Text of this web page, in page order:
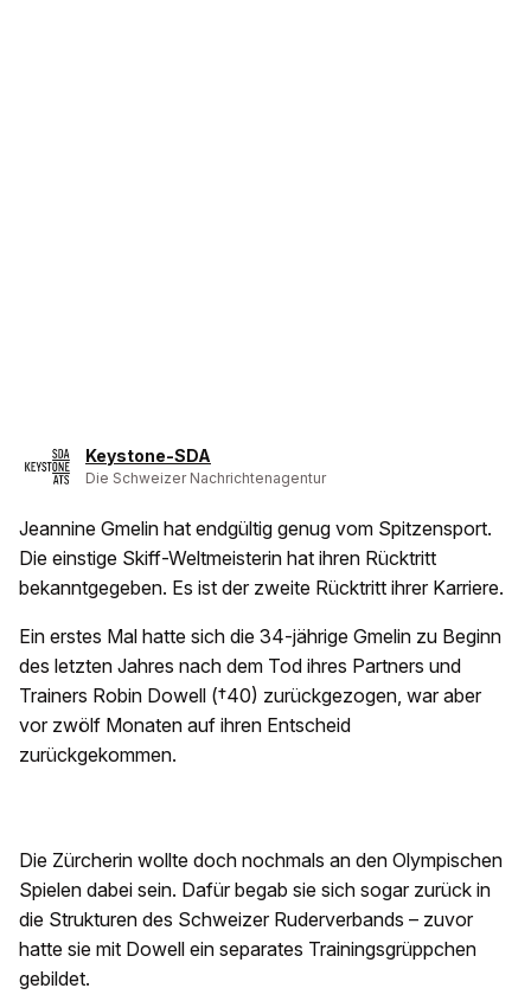
Keystone-SDA
Die Schweizer Nachrichtenagentur
Jeannine Gmelin hat endgültig genug vom Spitzensport.
Die einstige Skiff-Weltmeisterin hat ihren Rücktritt
bekanntgegeben. Es ist der zweite Rücktritt ihrer Karriere.
Ein erstes Mal hatte sich die 34-jährige Gmelin zu Beginn
des letzten Jahres nach dem Tod ihres Partners und
Trainers Robin Dowell (†40) zurückgezogen, war aber
vor zwölf Monaten auf ihren Entscheid
zurückgekommen.
Die Zürcherin wollte doch nochmals an den Olympischen
Spielen dabei sein. Dafür begab sie sich sogar zurück in
die Strukturen des Schweizer Ruderverbands – zuvor
hatte sie mit Dowell ein separates Trainingsgrüppchen
gebildet.